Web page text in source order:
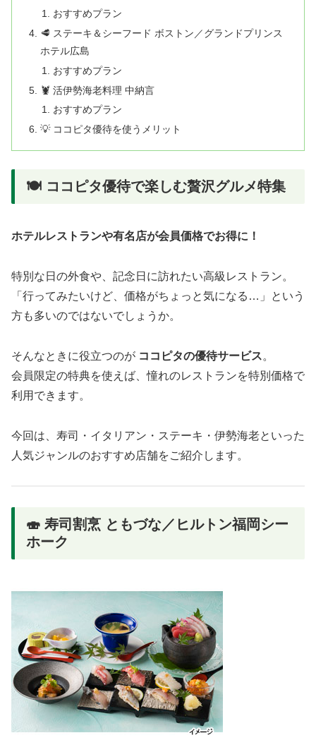
おすすめプラン
🥩 ステーキ＆シーフード ボストン／グランドプリンス
ホテル広島
おすすめプラン
🦞 活伊勢海老料理 中納言
おすすめプラン
💡 ココピタ優待を使うメリット
🍽️ ココピタ優待で楽しむ贅沢グルメ特集
ホテルレストランや有名店が会員価格でお得に！
特別な日の外食や、記念日に訪れたい高級レストラン。
「行ってみたいけど、価格がちょっと気になる…」という
方も多いのではないでしょうか。
そんなときに役立つのが ココピタの優待サービス。
会員限定の特典を使えば、憧れのレストランを特別価格で
利用できます。
今回は、寿司・イタリアン・ステーキ・伊勢海老といった
人気ジャンルのおすすめ店舗をご紹介します。
🍣 寿司割烹 ともづな／ヒルトン福岡シー
ホーク